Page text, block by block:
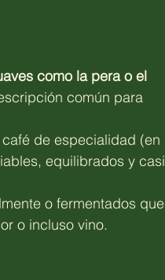
como la pera o el
común para
de especialidad (en
equilibrados y casi
o fermentados que
o incluso vino.